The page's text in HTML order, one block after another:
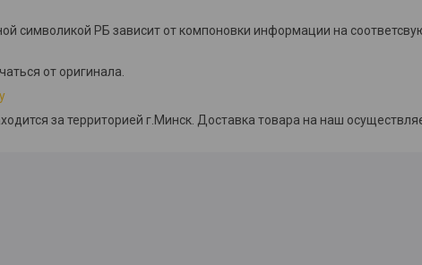
символикой РБ зависит от компоновки информации на
от оригинала.
за территорией г.Минск. Доставка товара на наш